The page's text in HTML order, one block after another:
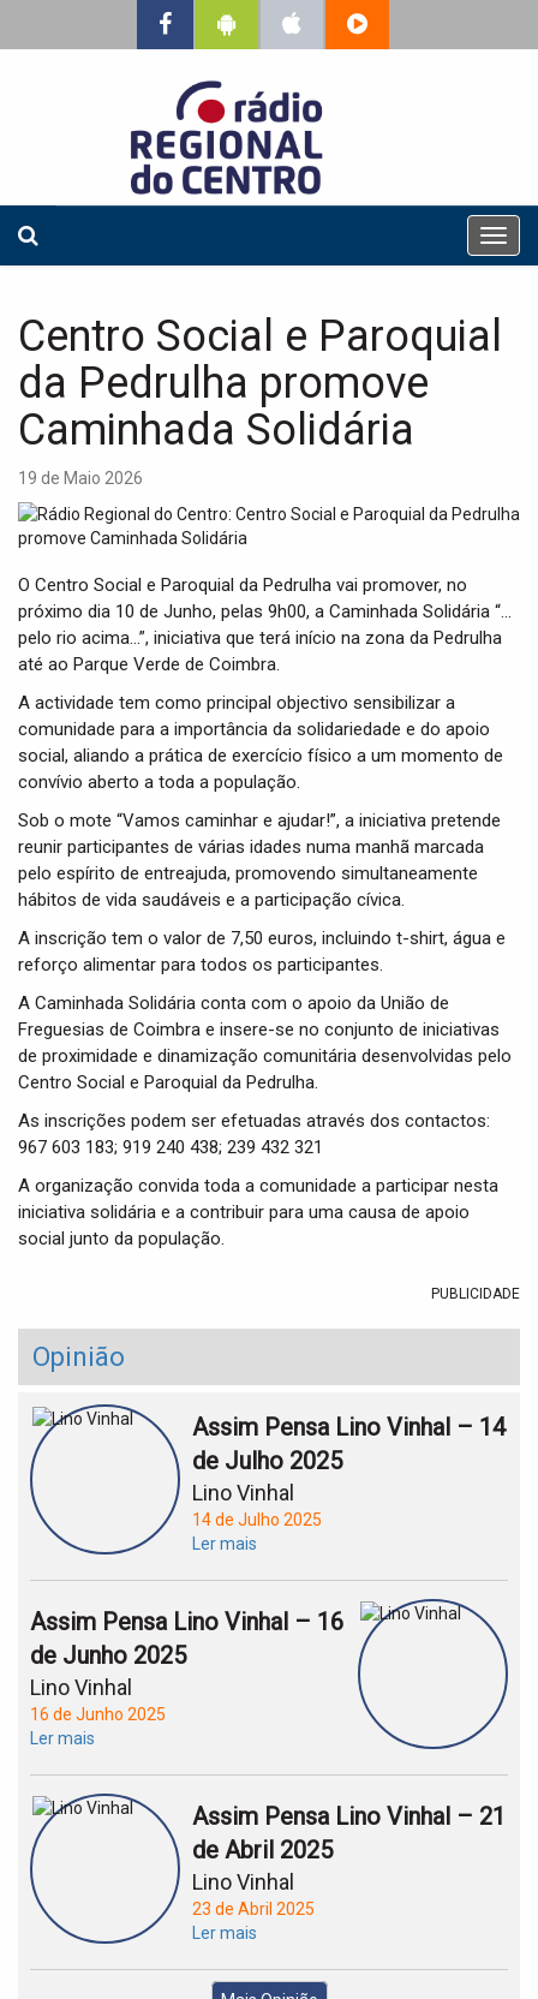
T
o
g
a
n
Centro Social e Paroquial
da Pedrulha promove
Caminhada Solidária
19 de Maio 2026
O Centro Social e Paroquial da Pedrulha vai promover, no
próximo dia 10 de Junho, pelas 9h00, a Caminhada Solidária “…
pelo rio acima…”, iniciativa que terá início na zona da Pedrulha
até ao Parque Verde de Coimbra.
A actividade tem como principal objectivo sensibilizar a
comunidade para a importância da solidariedade e do apoio
social, aliando a prática de exercício físico a um momento de
convívio aberto a toda a população.
Sob o mote “Vamos caminhar e ajudar!”, a iniciativa pretende
reunir participantes de várias idades numa manhã marcada
pelo espírito de entreajuda, promovendo simultaneamente
hábitos de vida saudáveis e a participação cívica.
A inscrição tem o valor de 7,50 euros, incluindo t-shirt, água e
reforço alimentar para todos os participantes.
A Caminhada Solidária conta com o apoio da União de
Freguesias de Coimbra e insere-se no conjunto de iniciativas
de proximidade e dinamização comunitária desenvolvidas pelo
Centro Social e Paroquial da Pedrulha.
As inscrições podem ser efetuadas através dos contactos:
967 603 183; 919 240 438; 239 432 321
A organização convida toda a comunidade a participar nesta
iniciativa solidária e a contribuir para uma causa de apoio
social junto da população.
PUBLICIDADE
Opinião
Assim Pensa Lino Vinhal – 14
de Julho 2025
Lino Vinhal
14 de Julho 2025
Ler mais
Assim Pensa Lino Vinhal – 16
de Junho 2025
Lino Vinhal
16 de Junho 2025
Ler mais
Assim Pensa Lino Vinhal – 21
de Abril 2025
Lino Vinhal
23 de Abril 2025
Ler mais